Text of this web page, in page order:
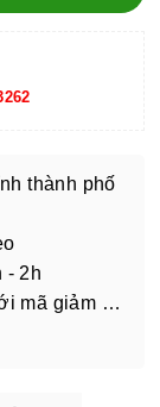
thành phố
- 2h
Giảm cho khách hàng đặt online với mã giảm giá